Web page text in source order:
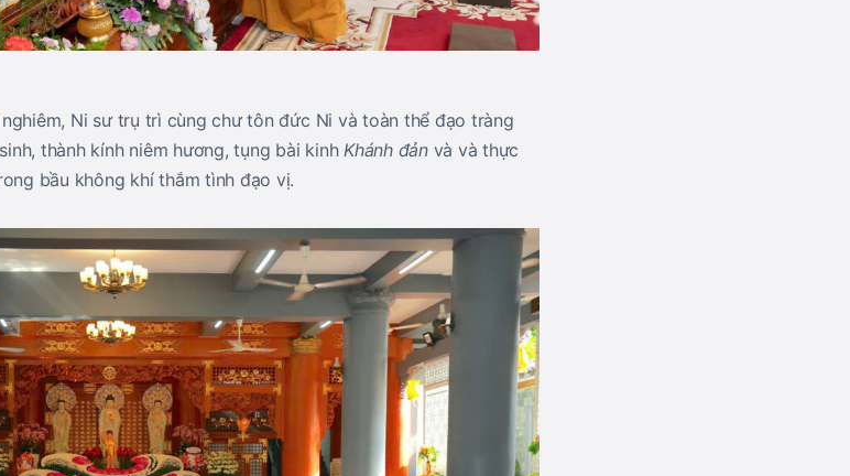
Ni sư trụ trì cùng chư tôn đức Ni và toàn thể đạo tràng
thành kính niêm hương, tụng bài kinhKhánh đảnvà và thực
bầu không khí thắm tình đạo vị.